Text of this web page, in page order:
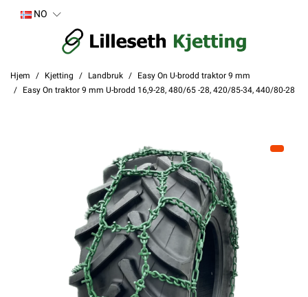
NO
Hjem Kjetting Landbruk
Easy On U-brodd traktor 9 mm
Easy On traktor 9 mm U-brodd 16,9-28, 480/65 -28, 420/85-34, 440/80-28